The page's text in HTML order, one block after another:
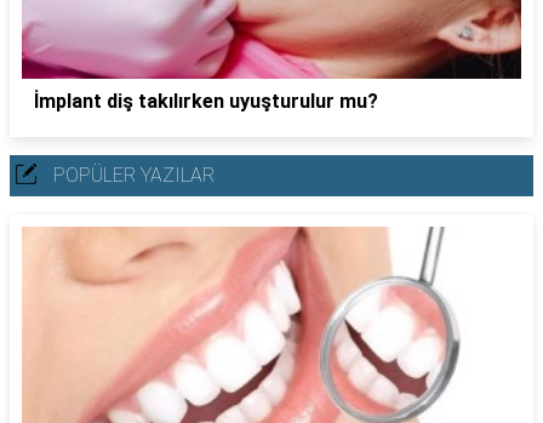
İmplant diş takılırken uyuşturulur mu?
POPÜLER YAZILAR